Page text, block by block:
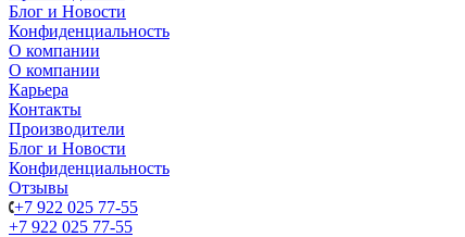
Блог и Новости
Конфиденциальность
О компании
О компании
Карьера
Контакты
Производители
Блог и Новости
Конфиденциальность
Отзывы
+7 922 025 77-55
+7 922 025 77-55